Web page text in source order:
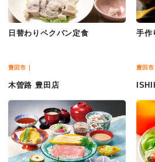
日替わりペクバン定食 手作
豊田市
木曽路 豊田店
豊田市